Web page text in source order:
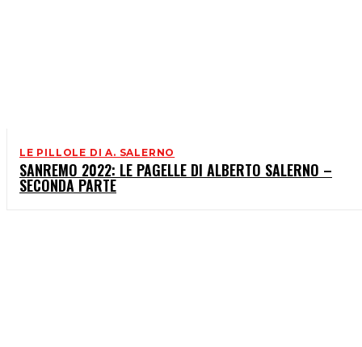
LE PILLOLE DI A. SALERNO
SANREMO 2022: LE PAGELLE DI ALBERTO SALERNO –
SECONDA PARTE